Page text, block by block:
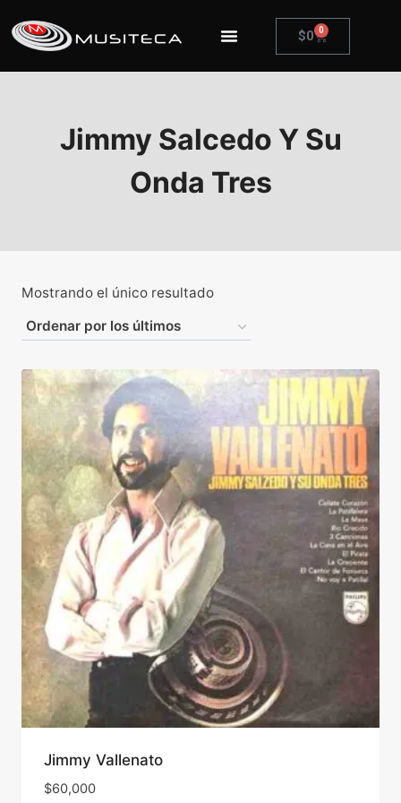
$0 0
Jimmy Salcedo Y Su
Onda Tres
Mostrando el único resultado
Jimmy Vallenato
$60,000